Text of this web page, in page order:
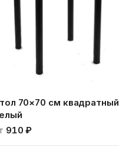
70×70 см квадратный
910 ₽